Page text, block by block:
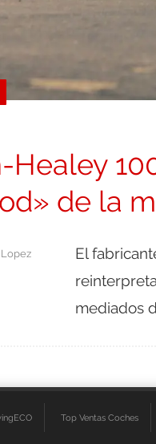
Healey
de la
El
mediados
Top Ventas Coches